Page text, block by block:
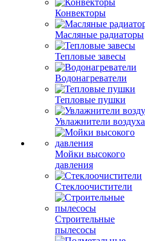
Конвекторы
Масляные радиаторы
Тепловые завесы
Водонагреватели
Тепловые пушки
Увлажнители воздуха
Мойки высокого
давления
Стеклоочистители
Строительные
пылесосы